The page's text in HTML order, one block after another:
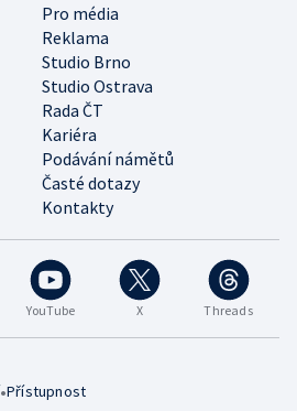
YouTube X Threads
Pro média
Reklama
Studio Brno
Studio Ostrava
Rada ČT
Kariéra
Podávání námětů
Časté dotazy
Kontakty
•Přístupnost